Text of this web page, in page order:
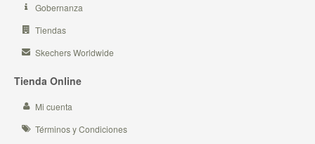
Gobernanza
Tiendas
Skechers Worldwide
Tienda Online
Mi cuenta
Términos y Condiciones